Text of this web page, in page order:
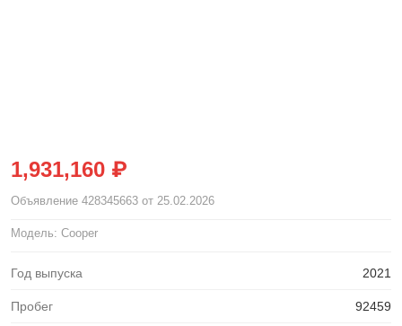
1,931,160 ₽
Объявление 428345663 от 25.02.2026
Модель: Cooper
Год выпуска 2021
Пробег 92459